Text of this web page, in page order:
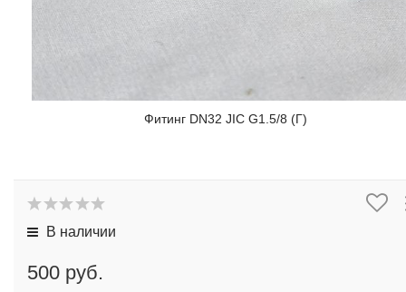
Фитинг DN32 JIC G1.5/8 (Г)
В наличии
500 руб.